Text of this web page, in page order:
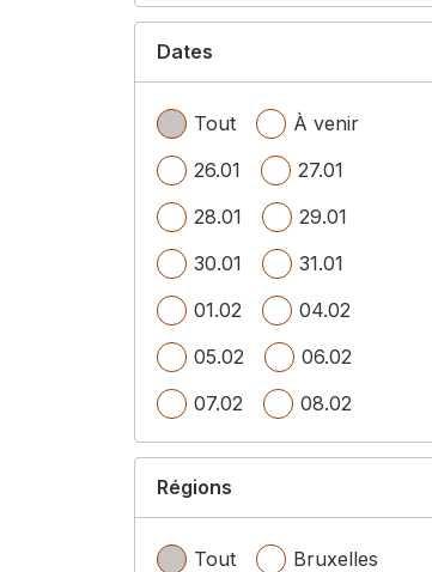
Dates
Tout
À venir
26.01
27.01
28.01
29.01
30.01
31.01
01.02
04.02
05.02
06.02
07.02
08.02
Régions
Tout
Bruxelles